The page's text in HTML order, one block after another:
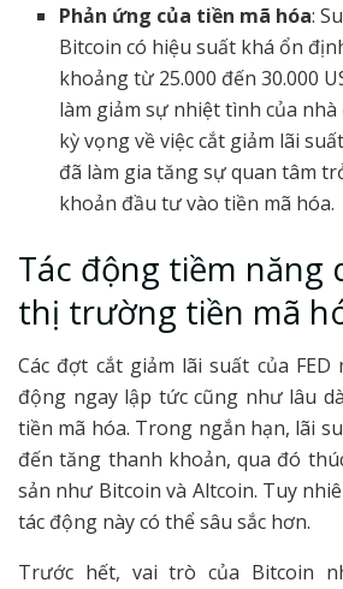
Phản ứng của tiền mã hóa:
Bitcoin có hiệu suất khá ổn
khoảng từ 25.000 đến 30.000
làm giảm sự nhiệt tình của
kỳ vọng về việc cắt giảm lãi
đã làm gia tăng sự quan tâm
khoản đầu tư vào tiền mã hóa.
Tác động tiềm năng
thị trường tiền mã
Các đợt cắt giảm lãi suất của
động ngay lập tức cũng như lâu
tiền mã hóa. Trong ngắn hạn, lãi
đến tăng thanh khoản, qua đó
sản như Bitcoin và Altcoin. Tuy
tác động này có thể sâu sắc hơn.
Trước hết, vai trò của Bitcoin